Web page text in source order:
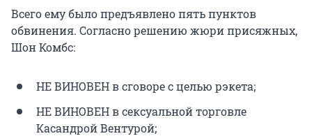
Всего ему было предъявлено пять пунктов
обвинения. Согласно решению жюри присяжных,
Шон Комбс:
НЕ ВИНОВЕН в сговоре с целью рэкета;
НЕ ВИНОВЕН в сексуальной торговле
Касандрой Вентурой;